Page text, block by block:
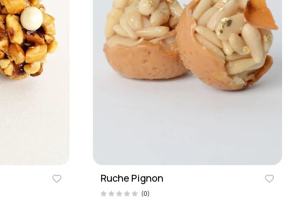
Ruche Pignon
(0)